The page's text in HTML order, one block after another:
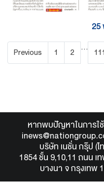
25
Previous 1 2 ...
หากพบปัญหาในการใ
บริษัท เนชั่น กรุ๊ป (
1854 ชั้น 9,10,11 ถนน
บางนา จ กรุงเทพ